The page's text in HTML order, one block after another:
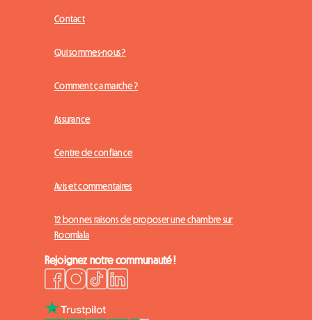
Contact
Qui sommes-nous ?
Comment ça marche ?
Assurance
Centre de confiance
Avis et commentaires
12 bonnes raisons de proposer une chambre sur
Roomlala
Rejoignez notre communauté !